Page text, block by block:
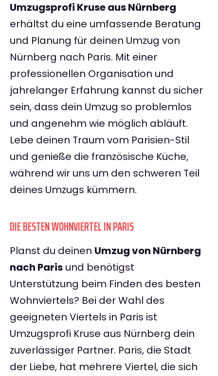
Umzugsprofi Kruse aus Nürnberg
erhältst du eine umfassende Beratung
und Planung für deinen Umzug von
Nürnberg nach Paris. Mit einer
professionellen Organisation und
jahrelanger Erfahrung kannst du sicher
sein, dass dein Umzug so problemlos
und angenehm wie möglich abläuft.
Lebe deinen Traum vom Parisien-Stil
und genieße die französische Küche,
während wir uns um den schweren Teil
deines Umzugs kümmern.
DIE BESTEN WOHNVIERTEL IN PARIS
Planst du deinen Umzug von Nürnberg
nach Paris und benötigst
Unterstützung beim Finden des besten
Wohnviertels? Bei der Wahl des
geeigneten Viertels in Paris ist
Umzugsprofi Kruse aus Nürnberg dein
zuverlässiger Partner. Paris, die Stadt
der Liebe, hat mehrere Viertel, die sich